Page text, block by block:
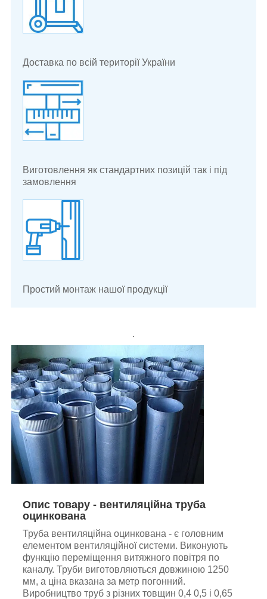
Доставка по всій території України
Виготовлення як стандартних позицій так і під
замовлення
Простий монтаж нашої продукції
.
Опис товару - вентиляційна труба
оцинкована
Труба вентиляційна оцинкована - є головним
елементом вентиляційної системи. Виконують
функцію переміщення витяжного повітря по
каналу. Труби виготовляються довжиною 1250
мм, а ціна вказана за метр погонний.
Виробництво труб з різних товщин 0,4 0,5 і 0,65